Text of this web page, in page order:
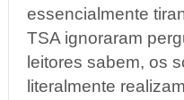
essencialmente
TSA ignoraram
leitores sabem, os
literalmente